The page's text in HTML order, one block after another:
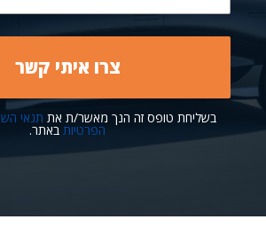
בשליחת טופס זה הנך מאשר/ת את תנאי
הפרטיות באתר.